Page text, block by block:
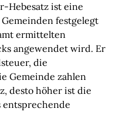
Hebesatz ist eine
festgelegt
ermittelten
angewendet wird. Er
die
Gemeinde zahlen
desto höher ist die
entsprechende